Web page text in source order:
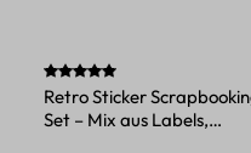
Durchschnittliche
Retro Sticker
Set – Mix aus Labels,